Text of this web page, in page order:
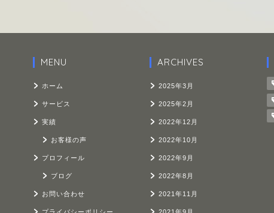
MENU
ホーム
サービス
実績
お客様の声
プロフィール
ブログ
お問い合わせ
プライバシーポリシー
ARCHIVES
2025年3月
2025年2月
2022年12月
2022年10月
2022年9月
2022年8月
2021年11月
2021年9月